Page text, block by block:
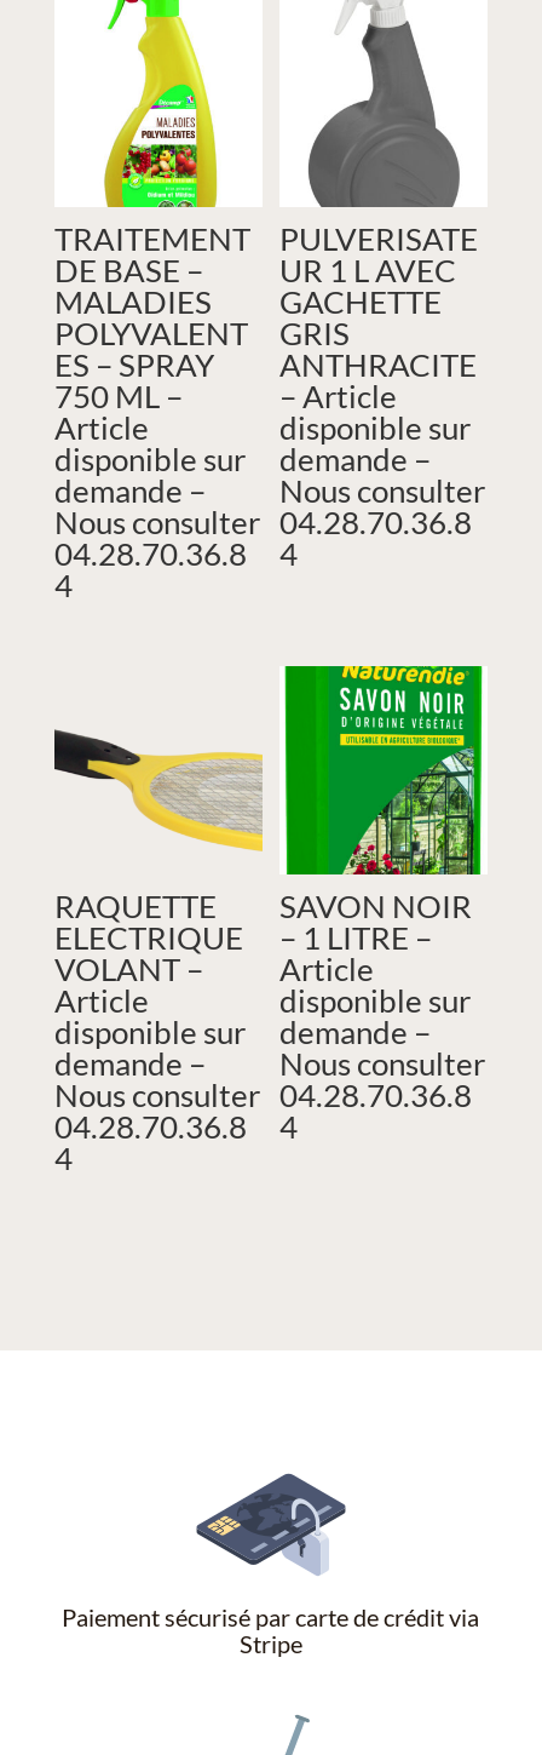
TRAITEMENT
DE BASE –
MALADIES
POLYVALENT
ES – SPRAY
750 ML –
Article
disponible sur
demande –
Nous consulter
04.28.70.36.8
4
PULVERISATE
UR 1 L AVEC
GACHETTE
GRIS
ANTHRACITE
– Article
disponible sur
demande –
Nous consulter
04.28.70.36.8
4
RAQUETTE
ELECTRIQUE
VOLANT –
Article
disponible sur
demande –
Nous consulter
04.28.70.36.8
4
SAVON NOIR
– 1 LITRE –
Article
disponible sur
demande –
Nous consulter
04.28.70.36.8
4
Paiement sécurisé par carte de crédit via
Stripe